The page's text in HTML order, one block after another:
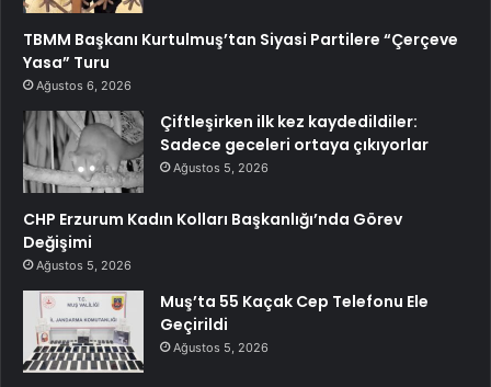
TBMM Başkanı Kurtulmuş’tan Siyasi Partilere “Çerçeve
Yasa” Turu
Ağustos 6, 2026
Çiftleşirken ilk kez kaydedildiler:
Sadece geceleri ortaya çıkıyorlar
Ağustos 5, 2026
CHP Erzurum Kadın Kolları Başkanlığı’nda Görev
Değişimi
Ağustos 5, 2026
Muş’ta 55 Kaçak Cep Telefonu Ele
Geçirildi
Ağustos 5, 2026